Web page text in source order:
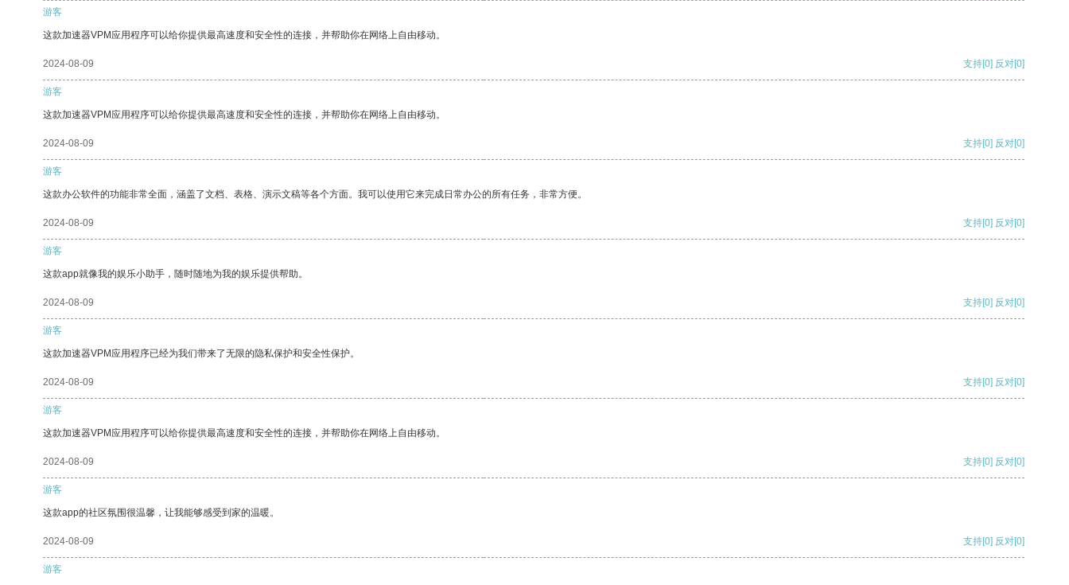
游客
这款加速器VPM应用程序可以给你提供最高速度和安全性的连接，并帮助你在网络上自由移动。
2024-08-09 支持[0] 反对[0]
游客
这款加速器VPM应用程序可以给你提供最高速度和安全性的连接，并帮助你在网络上自由移动。
2024-08-09 支持[0] 反对[0]
游客
这款办公软件的功能非常全面，涵盖了文档、表格、演示文稿等各个方面。我可以使用它来完成日常办公的所有任务，非常方便。
2024-08-09 支持[0] 反对[0]
游客
这款app就像我的娱乐小助手，随时随地为我的娱乐提供帮助。
2024-08-09 支持[0] 反对[0]
游客
这款加速器VPM应用程序已经为我们带来了无限的隐私保护和安全性保护。
2024-08-09 支持[0] 反对[0]
游客
这款加速器VPM应用程序可以给你提供最高速度和安全性的连接，并帮助你在网络上自由移动。
2024-08-09 支持[0] 反对[0]
游客
这款app的社区氛围很温馨，让我能够感受到家的温暖。
2024-08-09 支持[0] 反对[0]
游客